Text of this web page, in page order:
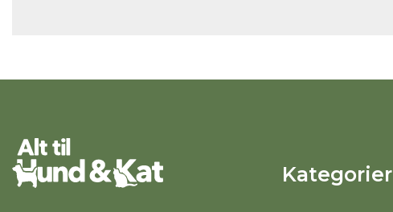
Kategorier